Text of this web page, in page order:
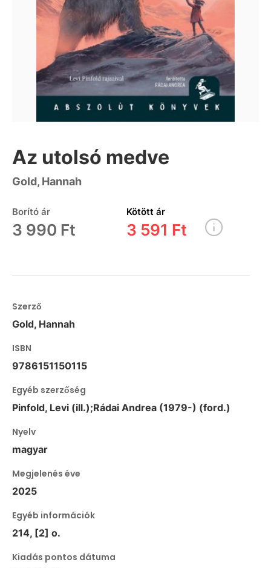
Az utolsó medve
Gold, Hannah
Borító ár
3 990 Ft
Kötött ár
3 591 Ft
Szerző
Gold, Hannah
ISBN
9786151150115
Egyéb szerzőség
Pinfold, Levi (ill.);Rádai Andrea (1979-) (ford.)
Nyelv
magyar
Megjelenés éve
2025
Egyéb információk
214, [2] o.
Kiadás pontos dátuma